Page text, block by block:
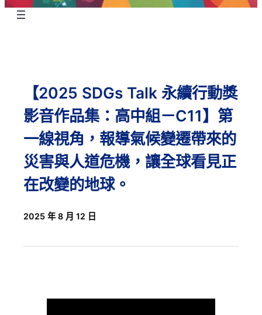
【2025 SDGs Talk 永續行動獎
影音作品集：高中組－C11】第
一線視角，報導氣候變遷帶來的
災害與人道危機，讓全球看見正
在改變的地球。
2025 年 8 月 12 日